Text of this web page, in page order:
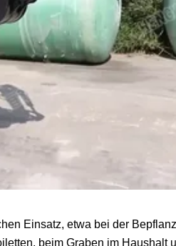
Einsatz, etwa bei der
beim Graben im Haushalt